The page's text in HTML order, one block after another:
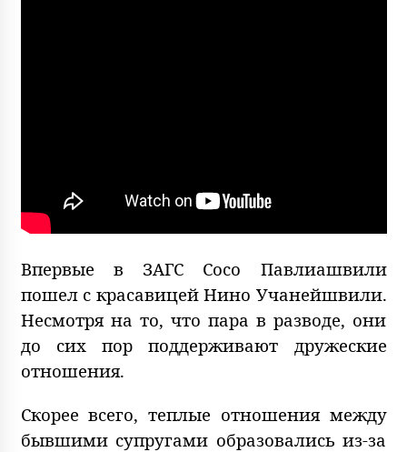
Впервые в ЗАГС Сосо Павлиашвили
пошел с красавицей Нино Учанейшвили.
Несмотря на то, что пара в разводе, они
до сих пор поддерживают дружеские
отношения.
Скорее всего, теплые отношения между
бывшими супругами образовались из-за